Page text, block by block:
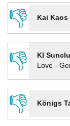
👎
Kai Kaos
👎
KI
Love -
👎
Königs